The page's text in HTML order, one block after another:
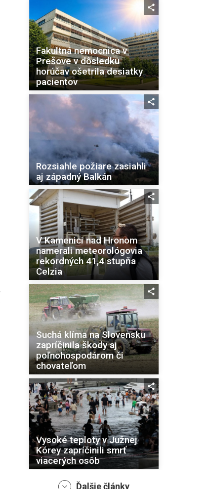
Fakultná nemocnica v
Prešove v dôsledku
horúčav ošetrila desiatky
pacientov
Rozsiahle požiare zasiahli
aj západný Balkán
V Kamenici nad Hronom
namerali meteorológovia
rekordných 41,4 stupňa
Celzia
Suchá klíma na Slovensku
zapríčinila škody aj
poľnohospodárom či
chovateľom
Vysoké teploty v Južnej
Kórey zapríčinili smrť
viacerých osôb
Ďalšie články